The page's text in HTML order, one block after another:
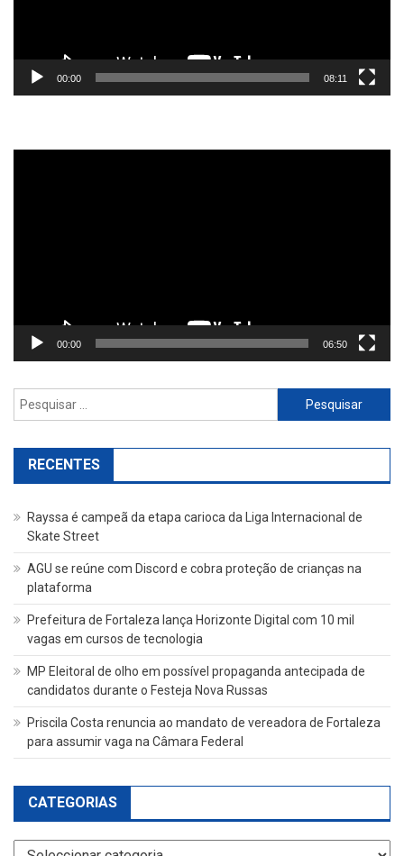
00:00 08:11
00:00 06:50
Pesquisar
por:
RECENTES
Rayssa é campeã da etapa carioca da Liga Internacional de
Skate Street
AGU se reúne com Discord e cobra proteção de crianças na
plataforma
Prefeitura de Fortaleza lança Horizonte Digital com 10 mil
vagas em cursos de tecnologia
MP Eleitoral de olho em possível propaganda antecipada de
candidatos durante o Festeja Nova Russas
Priscila Costa renuncia ao mandato de vereadora de Fortaleza
para assumir vaga na Câmara Federal
CATEGORIAS
Categorias